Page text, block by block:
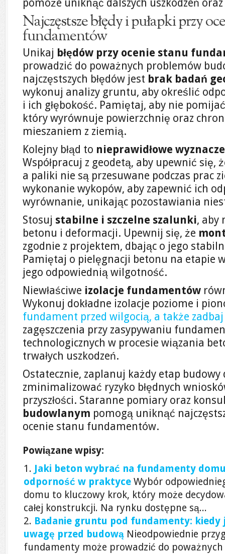
pomoże uniknąć dalszych uszkodzeń
Najczęstsze błędy i pułapki przy
fundamentów
Unikaj błędów przy ocenie stanu
prowadzić do poważnych problemów
najczęstszych błędów jest brak badań
wykonuj analizy gruntu, aby określić
i ich głębokość. Pamiętaj, aby nie
który wyrównuje powierzchnię oraz
mieszaniem z ziemią.
Kolejny błąd to nieprawidłowe
Współpracuj z geodetą, aby upewnić się,
a paliki nie są przesuwane podczas prac
wykonanie wykopów, aby zapewnić ich
wyrównanie, unikając pozostawiania
Stosuj stabilne i szczelne szalunki, aby
betonu i deformacji. Upewnij się, że
zgodnie z projektem, dbając o jego
Pamiętaj o pielęgnacji betonu na etapie
jego odpowiednią wilgotność.
Niewłaściwe izolacje fundamentów
Wykonuj dokładne izolacje poziome i
fundament przed wilgocią, a także zadbaj
zagęszczenia przy zasypywaniu
technologicznych w procesie wiązania
trwałych uszkodzeń.
Ostatecznie, zaplanuj każdy etap budowy
zminimalizować ryzyko błędnych
przyszłości. Staranne pomiary oraz
budowlanym pomogą uniknąć
ocenie stanu fundamentów.
Powiązane wpisy:
Jaki beton wybrać na fundamenty
odporność w praktyce Wybór
domu to kluczowy krok, który może
całej konstrukcji. Na rynku dostępne są...
Badanie gruntu pod fundamenty: kiedy
uwagę przed budową Nieodpowiednie
fundamenty może prowadzić do